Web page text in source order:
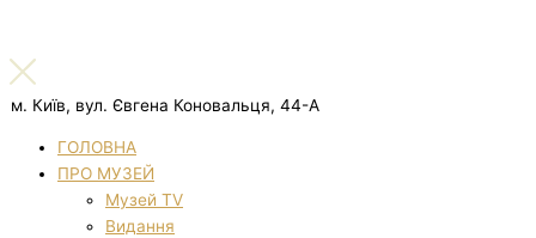
м. Київ, вул. Євгена Коновальця, 44-А
ГОЛОВНА
ПРО МУЗЕЙ
Музей TV
Видання